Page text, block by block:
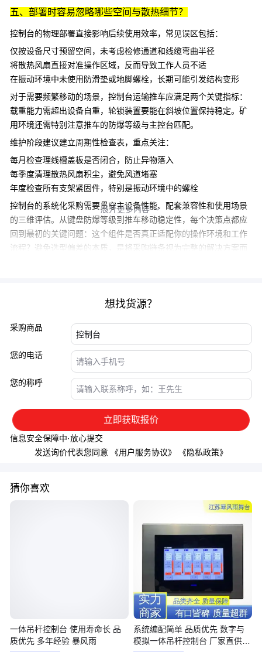
五、部署时容易忽略哪些空间与散热细节？
控制台的物理部署直接影响后续使用效率，常见误区包括：
仅按设备尺寸预留空间，未考虑检修通道和线缆弯曲半径
将散热风扇直接对准操作区域，反而导致工作人员不适
在振动环境中未使用防滑垫或地脚螺栓，长期可能引发结构变形
对于需要频繁移动的场景，控制台运输推车应满足两个关键指标：
载重能力需超出设备自重，轮锁装置要能在斜坡位置保持稳定。矿
用环境还需特别注意推车的防爆等级与主控台匹配。
维护阶段建议建立周期性检查表，重点关注：
每月检查理线槽盖板是否闭合，防止异物落入
每季度清理散热风扇积尘，避免风道堵塞
年度检查所有支架紧固件，特别是振动环境中的螺栓
控制台的系统化采购需要贯穿主设备性能、配套兼容性和使用场景
的三维评估。从键盘防爆等级到推车移动稳定性，每个决策点都应
回到最初的关键问题：这个组件是否真正适配你的操作环境和工作
流程？避免选型偏差的本质，是将采购链条视为完整的解决方案而
展开更多内容 
想找货源？
采购商品
您的电话
您的称呼
立即获取报价
信息安全保障中·放心提交
发送询价代表您同意 《用户服务协议》 《隐私政策》
猜你喜欢
一体吊杆控制台 使用寿命长 品
质优先 多年经验 暴风雨
系统编配简单 品质优先 数字与
模拟一体吊杆控制台 厂家直供